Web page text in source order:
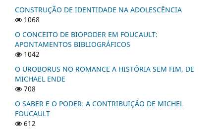
CONSTRUÇÃO DE IDENTIDADE NA ADOLESCÊNCIA
1068
O CONCEITO DE BIOPODER EM FOUCAULT:
APONTAMENTOS BIBLIOGRÁFICOS
1042
O UROBORUS NO ROMANCE A HISTÓRIA SEM FIM, DE
MICHAEL ENDE
708
O SABER E O PODER: A CONTRIBUIÇÃO DE MICHEL
FOUCAULT
612